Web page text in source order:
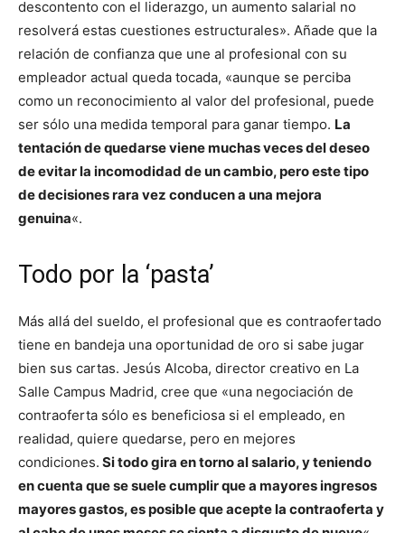
descontento con el liderazgo, un aumento salarial no
resolverá estas cuestiones estructurales». Añade que la
relación de confianza que une al profesional con su
empleador actual queda tocada, «aunque se perciba
como un reconocimiento al valor del profesional, puede
ser sólo una medida temporal para ganar tiempo. La
tentación de quedarse viene muchas veces del deseo
de evitar la incomodidad de un cambio, pero este tipo
de decisiones rara vez conducen a una mejora
genuina«.
Todo por la ‘pasta’
Más allá del sueldo, el profesional que es contraofertado
tiene en bandeja una oportunidad de oro si sabe jugar
bien sus cartas. Jesús Alcoba, director creativo en La
Salle Campus Madrid, cree que «una negociación de
contraoferta sólo es beneficiosa si el empleado, en
realidad, quiere quedarse, pero en mejores
condiciones. Si todo gira en torno al salario, y teniendo
en cuenta que se suele cumplir que a mayores ingresos
mayores gastos, es posible que acepte la contraoferta y